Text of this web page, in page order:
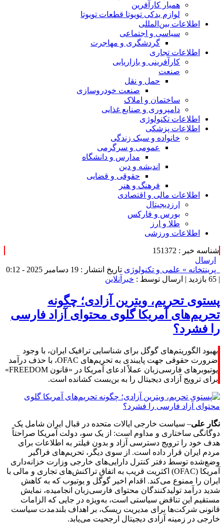
همیار کارآفرین
لوازم یدکی تویوتا قطعات تویوتا
اطلاعات بین‌المللی
سیاسی و اجتماعی
گردشگری و مهاجرت
اطلاعات تجاری
کارآفرینی و بازاریابی
صنعت
حمل و نقل
صنعت خودروسازی
ساختمان و املاک
دامپروری و صنایع غذایی
اطلاعات تکنولوژی
اطلاعات پزشکی
خانواده و سبک زندگی
عمومی و سرگرمی
مدارس و دانشگاه
اندیشه و دین
حقوقی و قضایی
فرهنگ و هنر
اطلاعات مالی و اقتصادی
ارزدیجیتال
بورس و فارکس
طلا و ارز
اطلاعات ورزشی
شناسه خبر : 151372
ارسال
پرینتخانه » علمی و تکنولوژی
تاریخ انتشار : 19 دسامبر 2025 - 0:12
| 65 بازدید | ارسال توسط : خبرآنلاین
پستوی تحریم، ویترین آزادی؛ چگونه
تحریم‌های آمریکا گلوی محتوای آزاد فارسی
را فشرد؟
بهبود الگوریتم‌های گوگل برای شناسایی ترافیک ایران، با وجود
ضرورت حقوقی جهت پایبندی به تحریم‌های OFAC، با حذف درآمد
یوتیوبرهای فارسی‌زبان عملاً ادعای آمریکا در «قانون FREEDOM»
برای ترویج آزادی دیجیتال را به بن‌بست کشانده است.
نگار علی– سیاست خارجی ایالات متحده در قبال ایران شامل یک
دوگانگی ساختاری و مداوم است: از یک سو، دولت آمریکا صراحتاً
هدف خود را ترویج دسترسی آزاد و بدون فیلتر به اطلاعات برای
مردم ایران قرار داده است. از سوی دیگر، تحریم‌های فراگیر
وضع‌شده توسط دفتر کنترل دارایی‌های خارجی وزارت خزانه‌داری
آمریکا (OFAC) اکثریت قریب به اتفاق تراکنش‌های تجاری و مالی با
ایران را ممنوع می‌کند. اقدام اخیر گوگل و یوتیوب که به کاهش
شدید درآمد تولیدکنندگان محتوای فارسی‌زبان انجامیده، نمایش
مستقیم این تناقض سیاستی است، به‌ویژه در جایی که الزامات
قانونی شرکت‌ها برای مدیریت ریسک، بر اهداف بلندمدت سیاست
خارجی در زمینه آزادی دیجیتال ارجحیت می‌یابد.